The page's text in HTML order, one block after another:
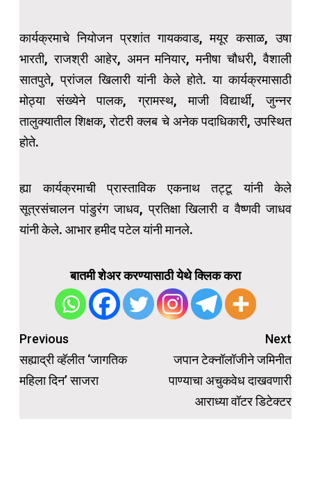
कार्यक्रमाचे नियोजन प्रशांत गायकवाड, मयूर कसाळ, उषा
भारती, राजश्री आहेर, अमन मनियार, मनीषा चौधरी, वैशाली
सातपुते, प्रांजल खिलारी यांनी केले होते. या कार्यक्रमासाठी
मोठ्या संख्येने पालक, ग्रामस्थ, माजी विद्यार्थी, जुन्नर
तालुक्यातील शिक्षक, रोटरी क्लब चे अनेक पदाधिकारी, उपस्थित
होते.
ह्या कार्यक्रमाची प्रास्ताविक एकनाथ तट्टू यांनी केले
सूत्रसंचालन पांडुरंग जाधव, प्रतिक्षा खिलारी व वैष्णवी जाधव
यांनी केले. आभार हमीद पटेल यांनी मानले.
बातमी शेअर करण्यासाठी येथे क्लिक करा
Post
navigation
Previous
सह्याद्री व्हॅलीत ‘जागतिक
महिला दिन’ साजरा
Next
जपान टेक्नॉलॉजीने जमिनीत
पाण्याचा अचुकवेध दाखवणारी
आराध्या वॉटर डिटेक्टर